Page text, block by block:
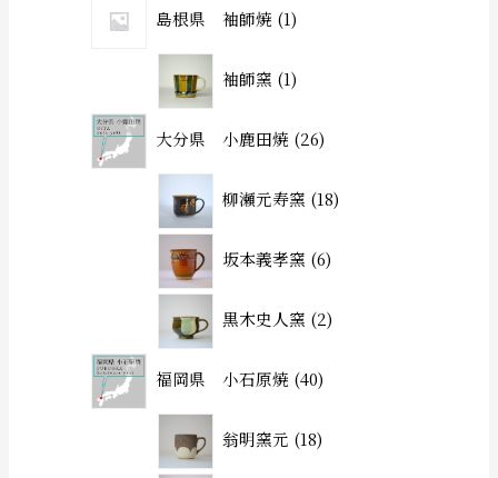
島根県 袖師焼 1
袖師窯 1
大分県 小鹿田焼 26
柳瀬元寿窯 18
坂本義孝窯 6
黒木史人窯 2
福岡県 小石原焼 40
翁明窯元 18